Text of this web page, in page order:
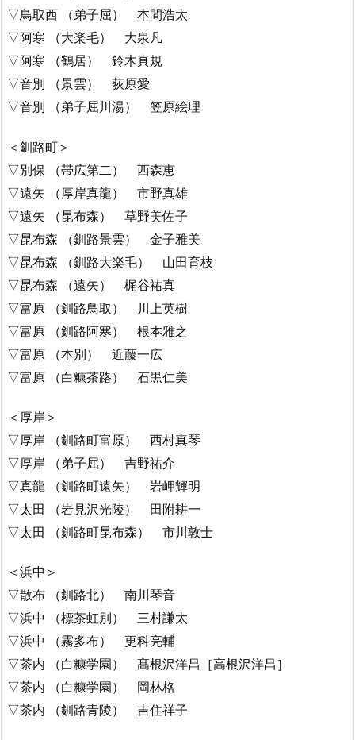
▽鳥取西 （弟子屈） 本間浩太
▽阿寒 （大楽毛） 大泉凡
▽阿寒 （鶴居） 鈴木真規
▽音別 （景雲） 荻原愛
▽音別 （弟子屈川湯） 笠原絵理
＜釧路町＞
▽別保 （帯広第二） 西森恵
▽遠矢 （厚岸真龍） 市野真雄
▽遠矢 （昆布森） 草野美佐子
▽昆布森 （釧路景雲） 金子雅美
▽昆布森 （釧路大楽毛） 山田育枝
▽昆布森 （遠矢） 梶谷祐真
▽富原 （釧路鳥取） 川上英樹
▽富原 （釧路阿寒） 根本雅之
▽富原 （本別） 近藤一広
▽富原 （白糠茶路） 石黒仁美
＜厚岸＞
▽厚岸 （釧路町富原） 西村真琴
▽厚岸 （弟子屈） 吉野祐介
▽真龍 （釧路町遠矢） 岩岬輝明
▽太田 （岩見沢光陵） 田附耕一
▽太田 （釧路町昆布森） 市川敦士
＜浜中＞
▽散布 （釧路北） 南川琴音
▽浜中 （標茶虹別） 三村謙太
▽浜中 （霧多布） 更科亮輔
▽茶内 （白糠学園） 髙根沢洋昌［高根沢洋昌］
▽茶内 （白糠学園） 岡林格
▽茶内 （釧路青陵） 吉住祥子